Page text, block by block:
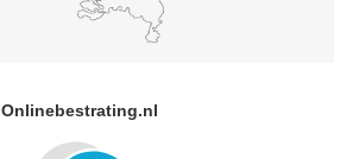
Onlinebestrating.nl